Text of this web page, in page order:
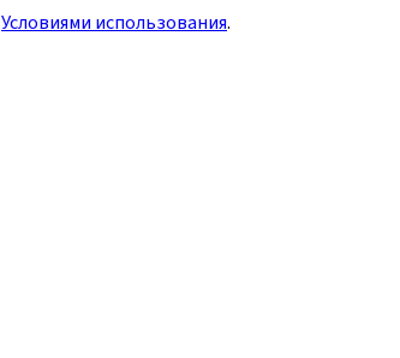
Условиями использования.